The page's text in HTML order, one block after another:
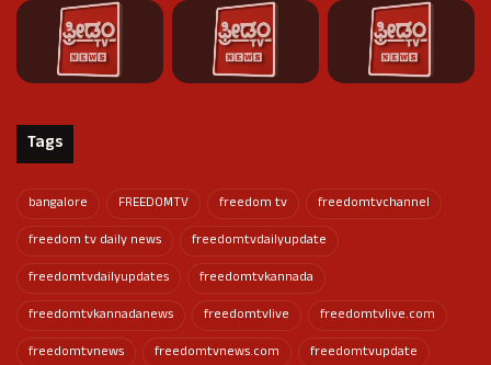
Tags
bangalore FREEDOMTV freedom tv
freedomtvchannel
freedom tv daily news
freedomtvdailyupdate
freedomtvdailyupdates
freedomtvkannada
freedomtvkannadanews
freedomtvlive
freedomtvlive.com
freedomtvnews
freedomtvnews.com
freedomtvupdate